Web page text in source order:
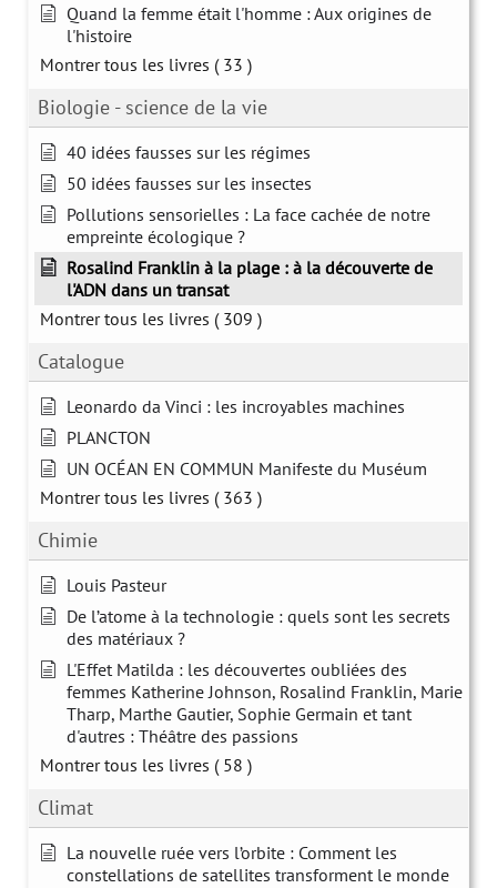
Quand la femme était l'homme : Aux origines de
l'histoire
Montrer tous les livres ( 33 )
Biologie - science de la vie
40 idées fausses sur les régimes
50 idées fausses sur les insectes
Pollutions sensorielles : La face cachée de notre
empreinte écologique ?
Rosalind Franklin à la plage : à la découverte de
l'ADN dans un transat
Montrer tous les livres ( 309 )
Catalogue
Leonardo da Vinci : les incroyables machines
PLANCTON
UN OCÉAN EN COMMUN Manifeste du Muséum
Montrer tous les livres ( 363 )
Chimie
Louis Pasteur
De l’atome à la technologie : quels sont les secrets
des matériaux ?
L'Effet Matilda : les découvertes oubliées des
femmes Katherine Johnson, Rosalind Franklin, Marie
Tharp, Marthe Gautier, Sophie Germain et tant
d'autres : Théâtre des passions
Montrer tous les livres ( 58 )
Climat
La nouvelle ruée vers l’orbite : Comment les
constellations de satellites transforment le monde